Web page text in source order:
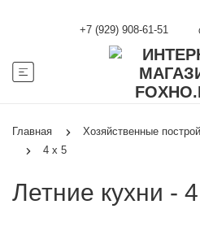
+7 (929) 908-61-51
Главная Хозяйственные
4 х 5
Летние кухни -